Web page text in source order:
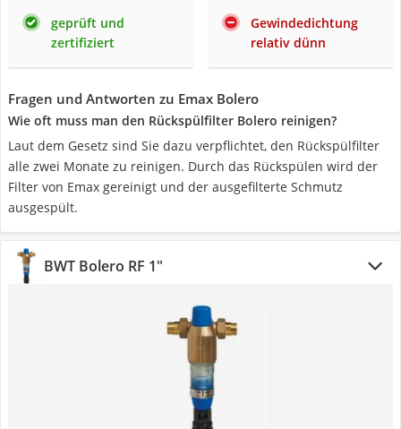
geprüft und
zertifiziert
Gewindedichtung
relativ dünn
Fragen und Antworten zu Emax Bolero
Wie oft muss man den Rückspülfilter Bolero reinigen?
Laut dem Gesetz sind Sie dazu verpflichtet, den Rückspülfilter
alle zwei Monate zu reinigen. Durch das Rückspülen wird der
Filter von Emax gereinigt und der ausgefilterte Schmutz
ausgespült.
BWT Bolero RF 1"